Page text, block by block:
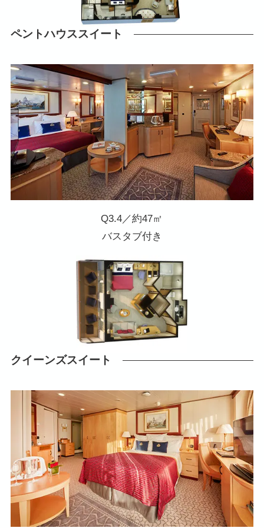
ペントハウススイート
Q3.4／約47㎡
バスタブ付き
クイーンズスイート